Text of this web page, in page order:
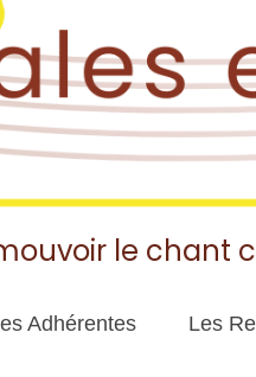
le chant
Adhérentes Les